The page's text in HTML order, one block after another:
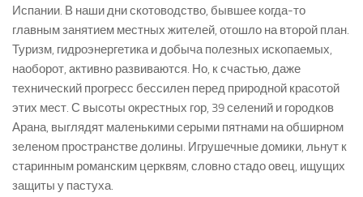
Испании. В наши дни скотоводство, бывшее когда-то
главным занятием местных жителей, отошло на второй план.
Туризм, гидроэнергетика и добыча полезных ископаемых,
наоборот, активно развиваются. Но, к счастью, даже
технический прогресс бессилен перед природной красотой
этих мест. С высоты окрестных гор, 39 селений и городков
Арана, выглядят маленькими серыми пятнами на обширном
зеленом пространстве долины. Игрушечные домики, льнут к
старинным романским церквям, словно стадо овец, ищущих
защиты у пастуха.